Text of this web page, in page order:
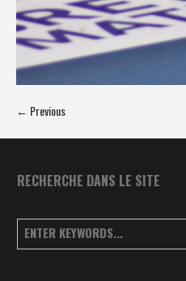
← Previous
RECHERCHE DANS LE SITE